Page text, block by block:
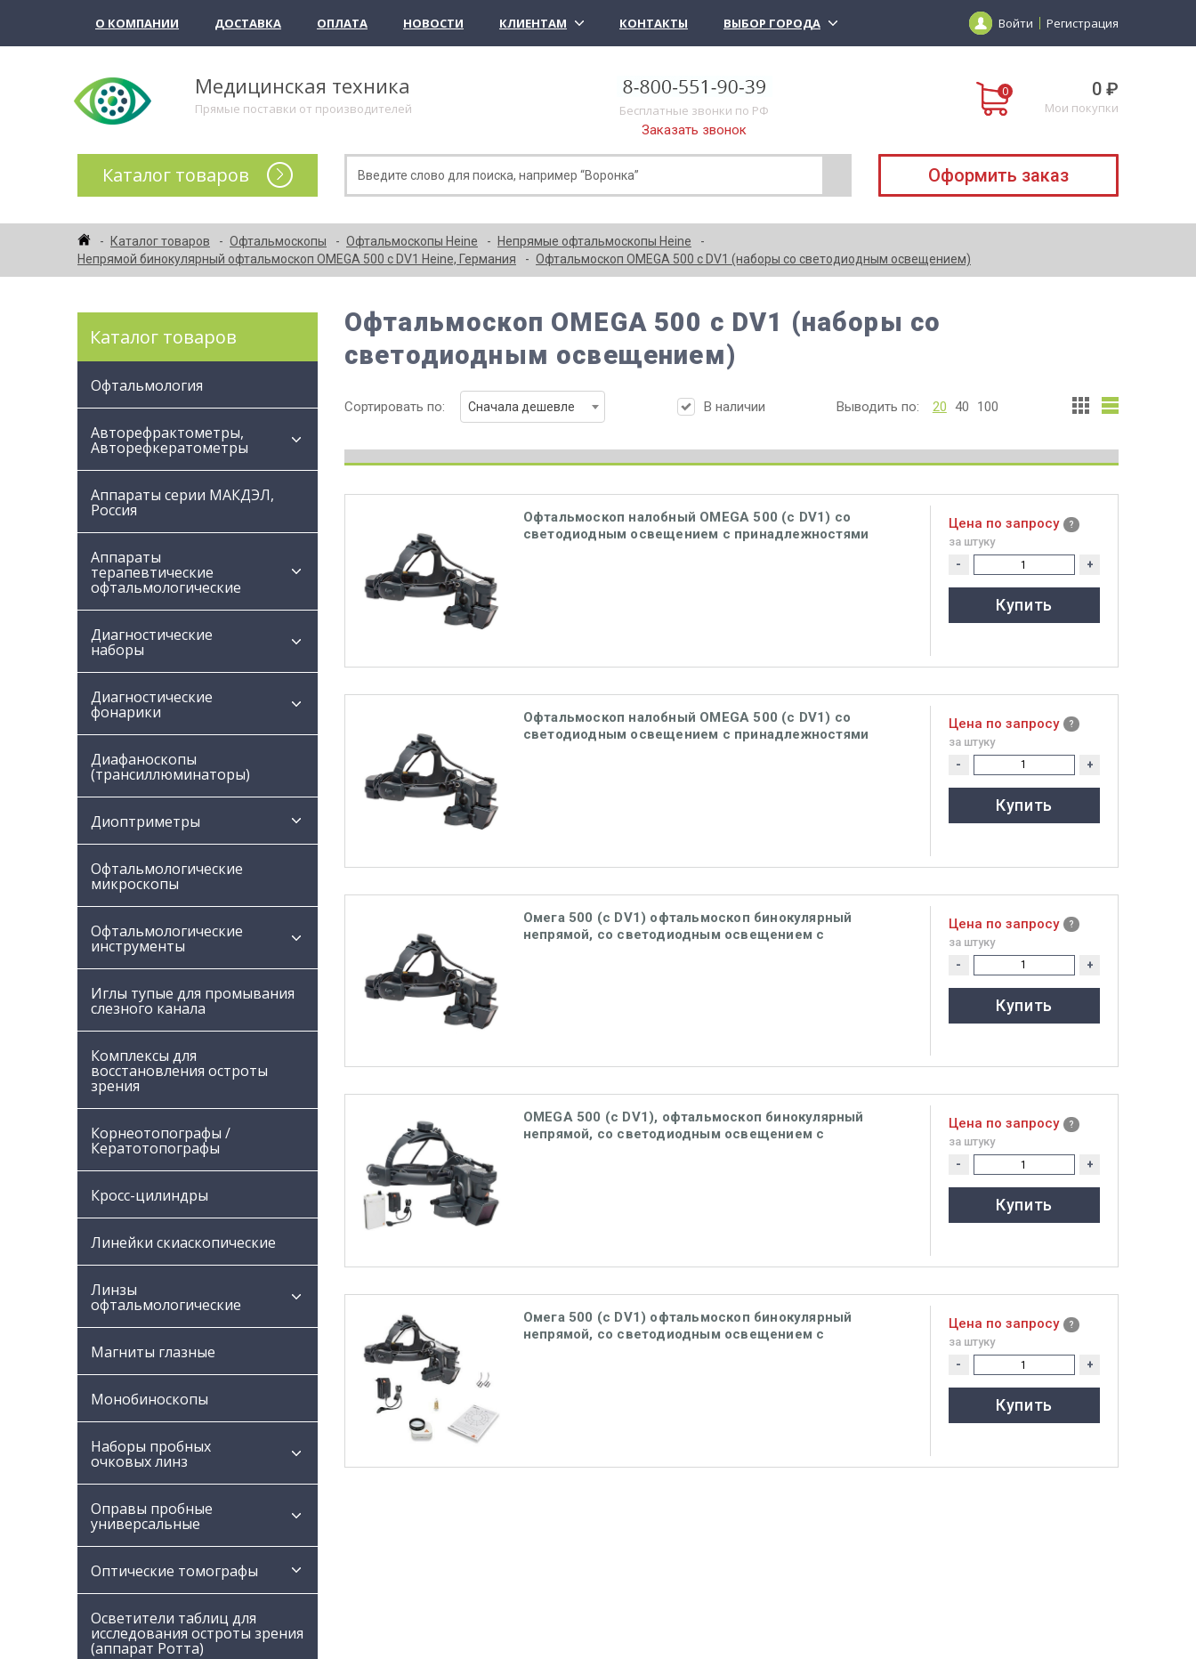
О КОМПАНИИ ДОСТАВКА ОПЛАТА НОВОСТИ КЛИЕНТАМ КОНТАКТЫ ВЫБОР ГОРОДА Войти Регистрация
Медицинская техника
Прямые поставки от производителей
Бесплатные звонки по РФ
Заказать звонок
0 ₽
Мои покупки
Каталог товаров Оформить заказ
Каталог товаров Офтальмоскопы Офтальмоскопы Heine
Непрямые офтальмоскопы Heine
Непрямой бинокулярный офтальмоскоп OMEGA 500 с DV1 Heine, Германия
Офтальмоскоп OMEGA 500 с DV1 (наборы со светодиодным освещением)
Каталог товаров
Офтальмология
Авторефрактометры,
Авторефкератометры
Аппараты серии МАКДЭЛ,
Россия
Аппараты
терапевтические
офтальмологические
Диагностические
наборы
Диагностические
фонарики
Диафаноскопы
(трансиллюминаторы)
Диоптриметры
Офтальмологические
микроскопы
Офтальмологические
инструменты
Иглы тупые для промывания
слезного канала
Комплексы для
восстановления остроты
зрения
Корнеотопографы /
Кератотопографы
Кросс-цилиндры
Линейки скиаскопические
Линзы
офтальмологические
Магниты глазные
Монобиноскопы
Наборы пробных
очковых линз
Оправы пробные
универсальные
Оптические томографы
Осветители таблиц для
исследования остроты зрения
(аппарат Ротта)
Офтальмоскоп OMEGA 500 с DV1 (наборы со
светодиодным освещением)
Сортировать по: Сначала дешевле В наличии Выводить по: 20 40 100
Офтальмоскоп налобный OMEGA 500 (с DV1) со
светодиодным освещением с принадлежностями
Цена по запросу
за штуку
- +
Купить
Офтальмоскоп налобный OMEGA 500 (с DV1) со
светодиодным освещением с принадлежностями
Цена по запросу
за штуку
- +
Купить
Омега 500 (с DV1) офтальмоскоп бинокулярный
непрямой, со светодиодным освещением с
Цена по запросу
за штуку
- +
Купить
OMEGA 500 (с DV1), офтальмоскоп бинокулярный
непрямой, со светодиодным освещением с
Цена по запросу
за штуку
- +
Купить
Омега 500 (с DV1) офтальмоскоп бинокулярный
непрямой, со светодиодным освещением с
Цена по запросу
за штуку
- +
Купить